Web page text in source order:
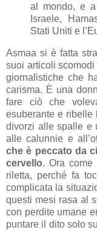
al mondo, e a
Israele,
Stati Uniti e
Asmaa si è fatta
suoi articoli
giornalistiche che
carisma. È una
fare ciò che
esuberante e ribelle
divorzi alle spalle e
alle calunnie e
che è peccato da
cervello. Ora
riletta, perché fa
complicata la
questi mesi rasa al
con perdite umane
puntare il dito solo